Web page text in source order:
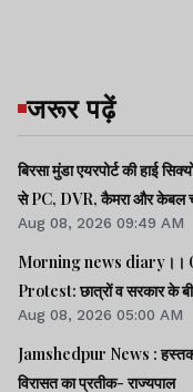
जरूर पढ़ें
बिरसा मुंडा एयरपोर्ट की हाई
से PC, DVR, कैमरा और केबल
Aug 08, 2026 09:49 AM
Morning news diary।।
Protest: छात्रों व सरकार के
साइबर क्राइम मामलों की जांच
विपक्षी दलों का हंगामा,
Aug 08, 2026 05:00 AM
Jamshedpur News :
विरासत का प्रतीक- राज्यपाल